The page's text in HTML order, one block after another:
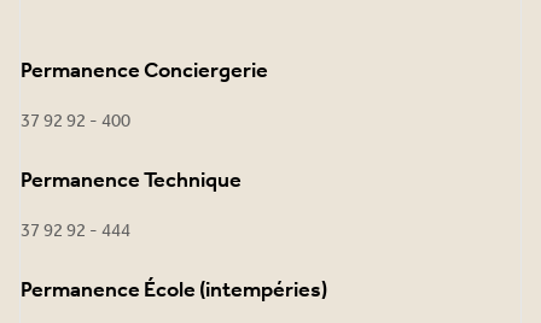
Permanence Conciergerie
37 92 92 - 400
Permanence Technique
37 92 92 - 444
Permanence École (intempéries)